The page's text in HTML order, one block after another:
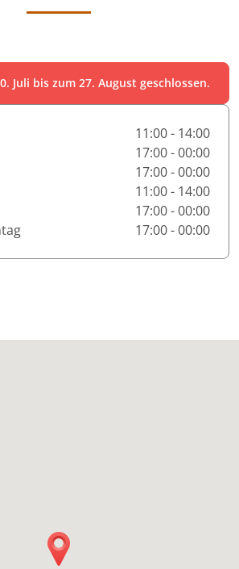
Juli bis zum 27. August geschlossen.
11:00 - 14:00
17:00 - 00:00
17:00 - 00:00
11:00 - 14:00
17:00 - 00:00
17:00 - 00:00